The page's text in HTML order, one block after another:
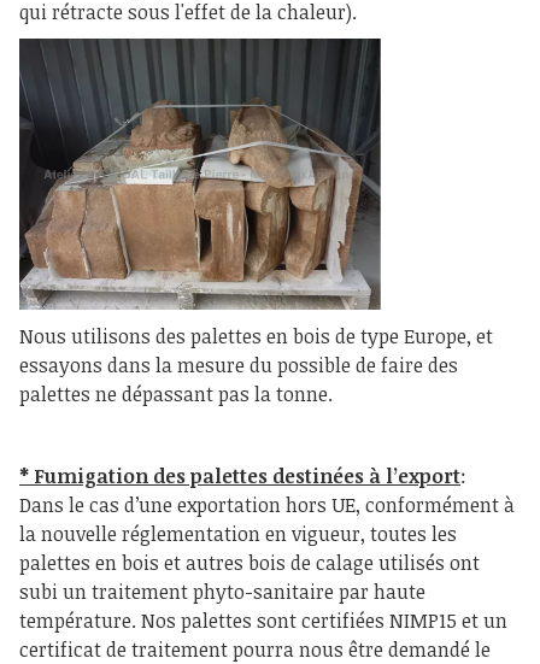
qui rétracte sous l'effet de la chaleur).
Nous utilisons des palettes en bois de type Europe, et
essayons dans la mesure du possible de faire des
palettes ne dépassant pas la tonne.
* Fumigation des palettes destinées à l’export:
Dans le cas d’une exportation hors UE, conformément à
la nouvelle réglementation en vigueur, toutes les
palettes en bois et autres bois de calage utilisés ont
subi un traitement phyto-sanitaire par haute
température. Nos palettes sont certifiées NIMP15 et un
certificat de traitement pourra nous être demandé le